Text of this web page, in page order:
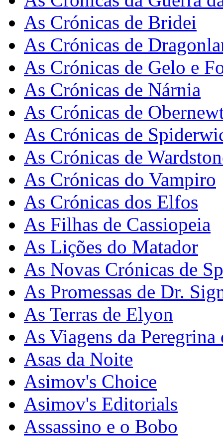
As Crónicas de Bridei
As Crónicas de
As Crónicas de Gelo e
As Crónicas de Nárnia
As Crónicas de
As Crónicas de
As Crónicas de
As Crónicas do Vampiro
As Crónicas dos Elfos
As Filhas de Cassiopeia
As Lições do Matador
As Novas Crónicas de
As Promessas de Dr.
As Terras de Elyon
As Viagens da Peregrina
Asas da Noite
Asimov's Choice
Asimov's Editorials
Assassino e o Bobo